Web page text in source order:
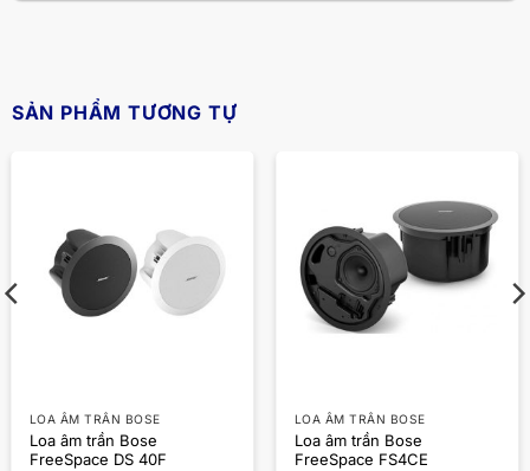
SẢN PHẨM TƯƠNG TỰ
LOA ÂM TRẦN BOSE
Loa âm trần Bose
FreeSpace DS 40F
LOA ÂM TRẦN BOSE
Loa âm trần Bose
FreeSpace FS4CE